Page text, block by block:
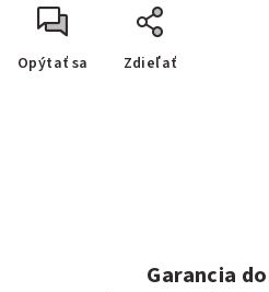
Opýtať sa Zdieľať
Garancia